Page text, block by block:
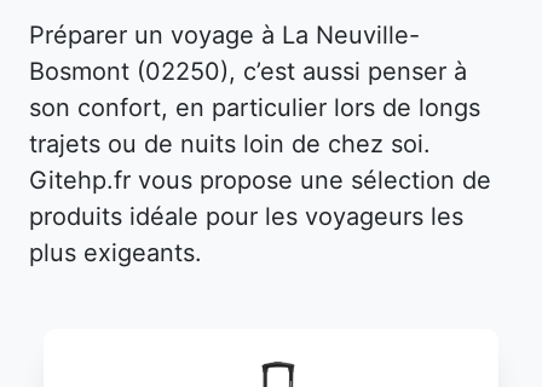
Préparer un voyage à La Neuville-
Bosmont (02250), c’est aussi penser à
son confort, en particulier lors de longs
trajets ou de nuits loin de chez soi.
Gitehp.fr vous propose une sélection de
produits idéale pour les voyageurs les
plus exigeants.